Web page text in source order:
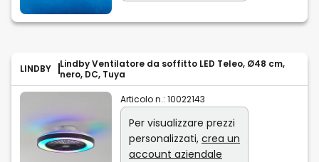
LINDBY
Lindby Ventilatore da soffitto LED Teleo, Ø48 cm,
nero, DC, Tuya
Articolo n.: 10022143
Per visualizzare prezzi
personalizzati, crea un
account aziendale